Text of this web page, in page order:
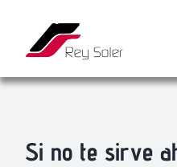
contenido
Si no te sirve